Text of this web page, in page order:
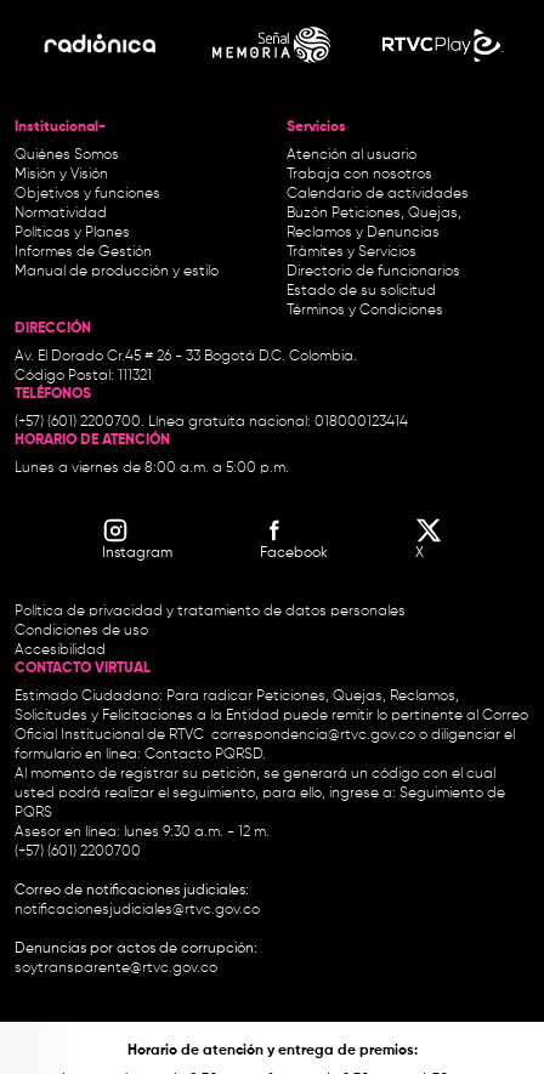
Institucional-
Quiénes Somos
Misión y Visión
Objetivos y funciones
Normatividad
Políticas y Planes
Informes de Gestión
Manual de producción y estilo
Servicios
Atención al usuario
Trabaja con nosotros
Calendario de actividades
Buzón Peticiones, Quejas,
Reclamos y Denuncias
Trámites y Servicios
Directorio de funcionarios
Estado de su solicitud
Términos y Condiciones
DIRECCIÓN
Av. El Dorado Cr.45 # 26 - 33 Bogotá D.C. Colombia.
Código Postal: 111321
TELÉFONOS
(+57) (601) 2200700. Línea gratuita nacional: 018000123414
HORARIO DE ATENCIÓN
Lunes a viernes de 8:00 a.m. a 5:00 p.m.
Instagram Facebook X
Política de privacidad y tratamiento de datos personales
Condiciones de uso
Accesibilidad
CONTACTO VIRTUAL
Estimado Ciudadano: Para radicar Peticiones, Quejas, Reclamos,
Solicitudes y Felicitaciones a la Entidad puede remitir lo pertinente al Correo
Oficial Institucional de RTVC correspondencia@rtvc.gov.co o diligenciar el
formulario en línea: Contacto PQRSD.
Al momento de registrar su petición, se generará un código con el cual
usted podrá realizar el seguimiento, para ello, ingrese a: Seguimiento de
PQRS
Asesor en línea: lunes 9:30 a.m. - 12 m.
(+57) (601) 2200700
Correo de notificaciones judiciales:
notificacionesjudiciales@rtvc.gov.co
Denuncias por actos de corrupción:
soytransparente@rtvc.gov.co
Horario de atención y entrega de premios: